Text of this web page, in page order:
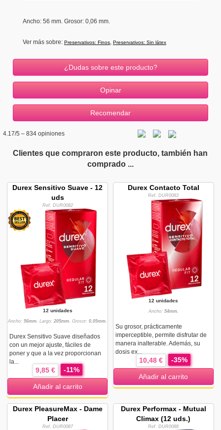
Ancho: 56 mm. Grosor: 0,06 mm.
Ver más sobre: Preservativos: Finos, Preservativos: Sin látex
¿Dudas sobre este producto?
4.17/5 – 834 opiniones
Clientes que compraron este producto, también han
comprado ...
Durex Sensitivo Suave - 12
uds
Ref. DUR0082
12 unidades
Ancho:56mm. Largo:205mm. Grosor:0,05mm.
Durex Sensitivo Suave diseñados
con un mejor ajuste, fáciles de
poner y que a la vez proporcionan
la...
9,85 € -11%
Añadir al carrito
Durex Contacto Total
Ref. DUR0083
12 unidades
Ancho: 54mm.
Su grosor, prácticamente
imperceptible, permite disfrutar de
manera inalterable. Además, su
dosis ex...
10,48 € -35%
Añadir al carrito
Durex PleasureMax - Dame
Placer
Ref. DUR0087
Durex Performax - Mutual
Climax (12 uds.)
Ref. DUR0088